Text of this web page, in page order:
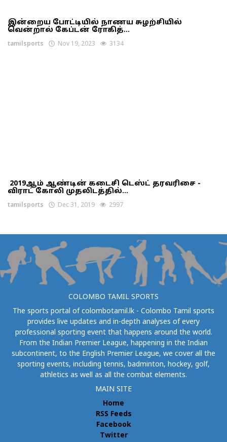
இன்றைய போட்டியில் நாணய சுழற்சியில்
வென்றால் கேப்டன் ரோகித்...
tamilsports Nov 19, 2023 3134
2019ஆம் ஆண்டின் கடைசி டெஸ்ட் தரவரிசை -
விராட் கோலி முதலிடத்தில்...
tamilsports Dec 31, 2019 2997
COLOMBO TAMIL SPORTS
The sports portal of colombotamil.lk - Colombo Tamil sports
provides live updates and in-depth analyses of every
professional sporting event that happens around the world.
From the Indian Premier League, happening in the Indian
subcontinent, to the English Premier League, we cover all the
sporting events, including tennis, badminton, hockey, golf,
athletics as well as all the combat elements.
MAIN SITE
Home
RSS Feeds
Facebook
Twitter